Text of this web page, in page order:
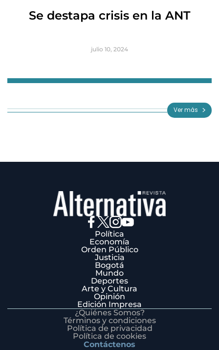
Se destapa crisis en la ANT
julio 10, 2024
3
Ver más
Política
Economía
Orden Público
Justicia
Bogotá
Mundo
Deportes
Arte y Cultura
Opinión
Edición Impresa
¿Quiénes Somos?
Términos y condiciones
Política de privacidad
Política de cookies
Contáctenos